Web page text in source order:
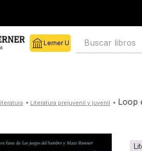
Buscar libros
literatura literatura prejuvenil y juvenil loop